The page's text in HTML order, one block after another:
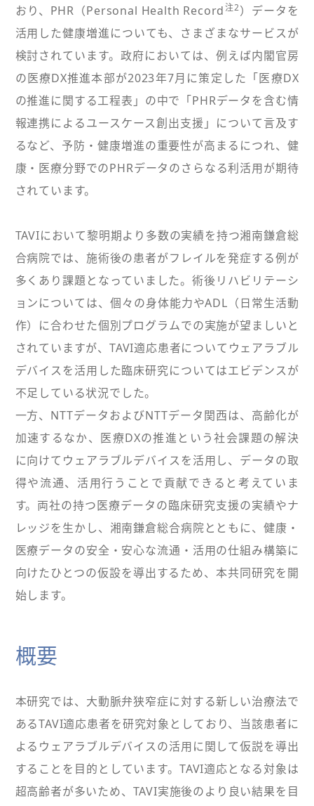
おり、PHR（Personal Health Record注2）データを
活用した健康増進についても、さまざまなサービスが
検討されています。政府においては、例えば内閣官房
の医療DX推進本部が2023年7月に策定した「医療DX
の推進に関する工程表」の中で「PHRデータを含む情
報連携によるユースケース創出支援」について言及す
るなど、予防・健康増進の重要性が高まるにつれ、健
康・医療分野でのPHRデータのさらなる利活用が期待
されています。
TAVIにおいて黎明期より多数の実績を持つ湘南鎌倉総
合病院では、施術後の患者がフレイルを発症する例が
多くあり課題となっていました。術後リハビリテーシ
ョンについては、個々の身体能力やADL（日常生活動
作）に合わせた個別プログラムでの実施が望ましいと
されていますが、TAVI適応患者についてウェアラブル
デバイスを活用した臨床研究についてはエビデンスが
不足している状況でした。
一方、NTTデータおよびNTTデータ関西は、高齢化が
加速するなか、医療DXの推進という社会課題の解決
に向けてウェアラブルデバイスを活用し、データの取
得や流通、活用行うことで貢献できると考えていま
す。両社の持つ医療データの臨床研究支援の実績やナ
レッジを生かし、湘南鎌倉総合病院とともに、健康・
医療データの安全・安心な流通・活用の仕組み構築に
向けたひとつの仮設を導出するため、本共同研究を開
始します。
概要
本研究では、大動脈弁狭窄症に対する新しい治療法で
あるTAVI適応患者を研究対象としており、当該患者に
よるウェアラブルデバイスの活用に関して仮説を導出
することを目的としています。TAVI適応となる対象は
超高齢者が多いため、TAVI実施後のより良い結果を目